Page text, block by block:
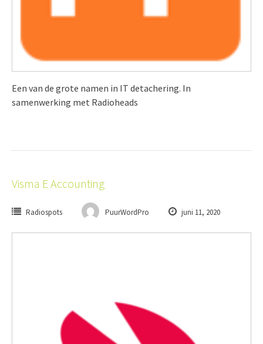
Een van de grote namen in IT detachering. In
samenwerking met Radioheads
Visma E Accounting
Radiospots PuurWordPro juni 11, 2020